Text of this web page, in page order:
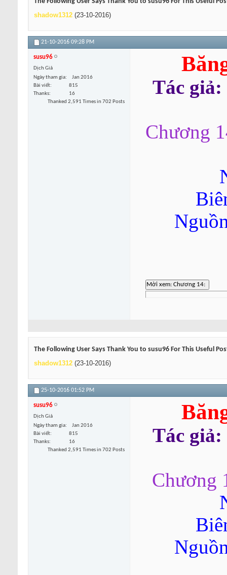
shadow1312 (23-10-2016)
21-10-2016 09:28 PM
susu96
Dịch Giả
Ngày tham gia
Jan 2016
Bài viết
815
Thanks
16
Thanked 2,591 Times in 702 Posts
Tác
Chương
The Following User Says Thank You to susu96 For This Useful
shadow1312 (23-10-2016)
25-10-2016 01:52 PM
susu96
Dịch Giả
Ngày tham gia
Jan 2016
Bài viết
815
Thanks
16
Thanked 2,591 Times in 702 Posts
Tác
Chương